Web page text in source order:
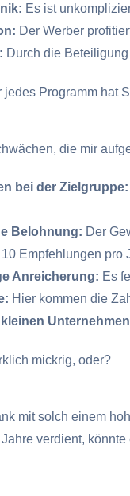
Es ist
Der Werber
Durch die
jedes Programm hat
die mir
bei der Zielgruppe:
Belohnung: Der
10 Empfehlungen pro
Anreicherung: Es
Hier kommen die
Unternehmen
mickrig, oder?
mit solch einem
verdient,